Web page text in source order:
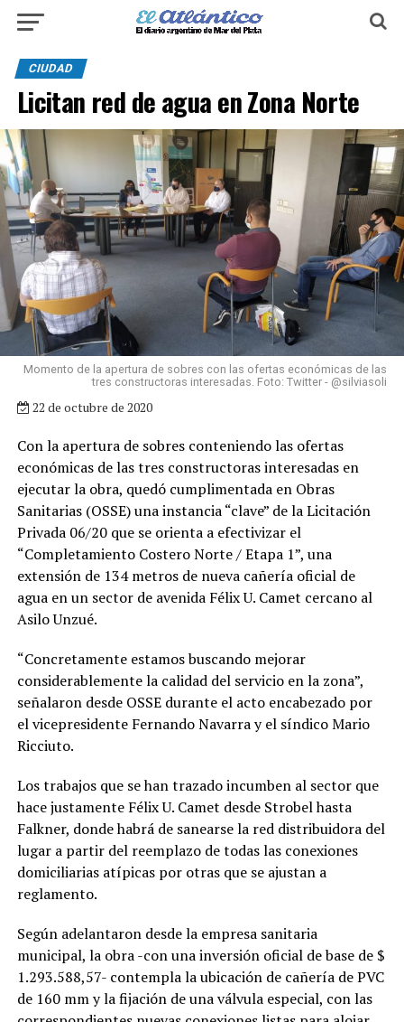
CIUDAD
Licitan red de agua en Zona Norte
Momento de la apertura de sobres con las ofertas económicas de las
tres constructoras interesadas. Foto: Twitter - @silviasoli
22 de octubre de 2020
Con la apertura de sobres conteniendo las ofertas
económicas de las tres constructoras interesadas en
ejecutar la obra, quedó cumplimentada en Obras
Sanitarias (OSSE) una instancia “clave” de la Licitación
Privada 06/20 que se orienta a efectivizar el
“Completamiento Costero Norte / Etapa 1”, una
extensión de 134 metros de nueva cañería oficial de
agua en un sector de avenida Félix U. Camet cercano al
Asilo Unzué.
“Concretamente estamos buscando mejorar
considerablemente la calidad del servicio en la zona”,
señalaron desde OSSE durante el acto encabezado por
el vicepresidente Fernando Navarra y el síndico Mario
Ricciuto.
Los trabajos que se han trazado incumben al sector que
hace justamente Félix U. Camet desde Strobel hasta
Falkner, donde habrá de sanearse la red distribuidora del
lugar a partir del reemplazo de todas las conexiones
domiciliarias atípicas por otras que se ajustan a
reglamento.
Según adelantaron desde la empresa sanitaria
municipal, la obra -con una inversión oficial de base de $
1.293.588,57- contempla la ubicación de cañería de PVC
de 160 mm y la fijación de una válvula especial, con las